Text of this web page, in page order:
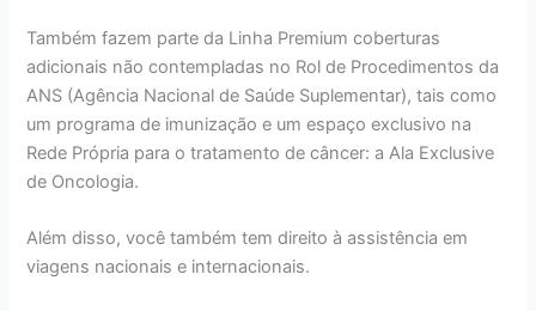
Também fazem parte da Linha Premium coberturas
adicionais não contempladas no Rol de Procedimentos da
ANS (Agência Nacional de Saúde Suplementar), tais como
um programa de imunização e um espaço exclusivo na
Rede Própria para o tratamento de câncer: a Ala Exclusive
de Oncologia.
Além disso, você também tem direito à assistência em
viagens nacionais e internacionais.